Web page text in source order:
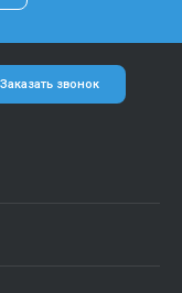
Заказать звонок